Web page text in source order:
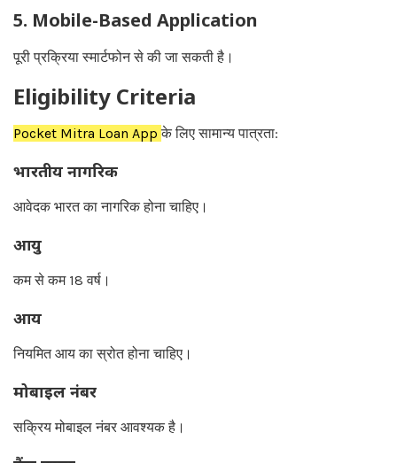
5. Mobile-Based Application
पूरी प्रक्रिया स्मार्टफोन से की जा सकती है।
Eligibility Criteria
Pocket Mitra Loan Appके लिए सामान्य पात्रता:
भारतीय नागरिक
आवेदक भारत का नागरिक होना चाहिए।
आयु
कम से कम 18 वर्ष।
आय
नियमित आय का स्रोत होना चाहिए।
मोबाइल नंबर
सक्रिय मोबाइल नंबर आवश्यक है।